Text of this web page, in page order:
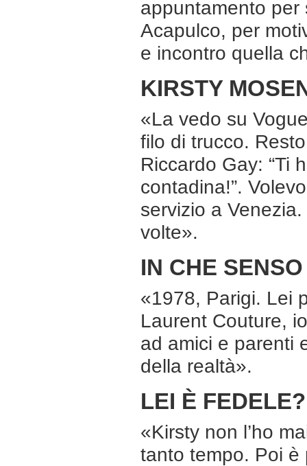
appuntamento per
Acapulco, per
e incontro quella
KIRSTY
«La vedo su
filo di trucco.
Riccardo Gay: “Ti
contadina!”.
servizio a
volte».
IN CHE
«1978, Parigi. Lei
Laurent Couture,
ad amici e parenti
della realtà».
LEI È FEDELE?
«Kirsty non l’ho
tanto tempo. Poi è